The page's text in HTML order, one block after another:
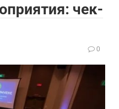
чек-
0